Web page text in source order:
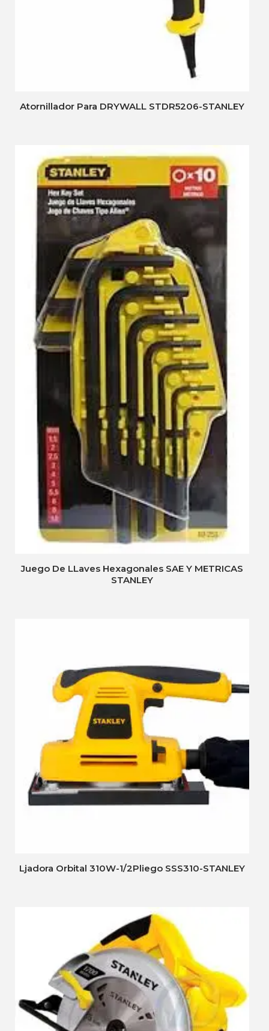
Atornillador Para DRYWALL STDR5206-STANLEY
Juego De LLaves Hexagonales SAE Y METRICAS
STANLEY
Ljadora Orbital 310W-1/2Pliego SSS310-STANLEY